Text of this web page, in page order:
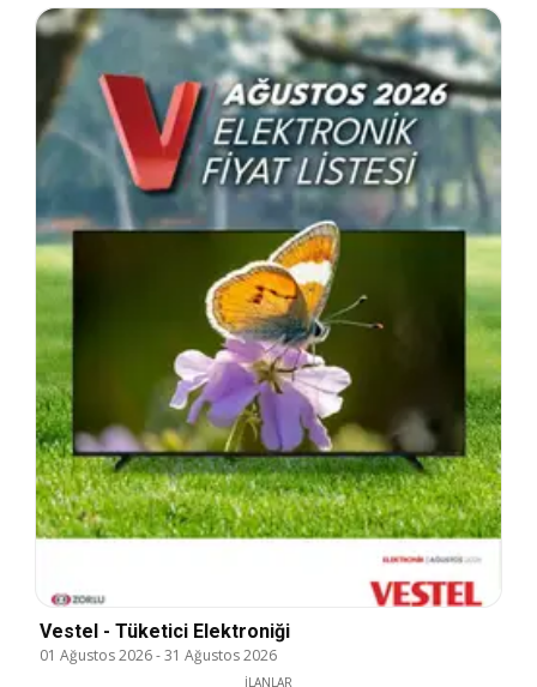
Vestel - Tüketici Elektroniği
01 Ağustos 2026-31 Ağustos 2026
İLANLAR